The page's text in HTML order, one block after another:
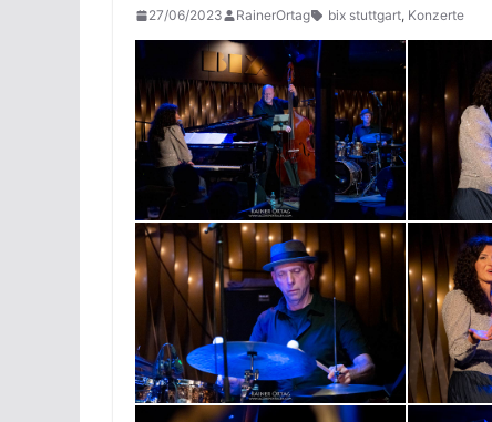
27/06/2023 RainerOrtag bix stuttgart, Konzerte